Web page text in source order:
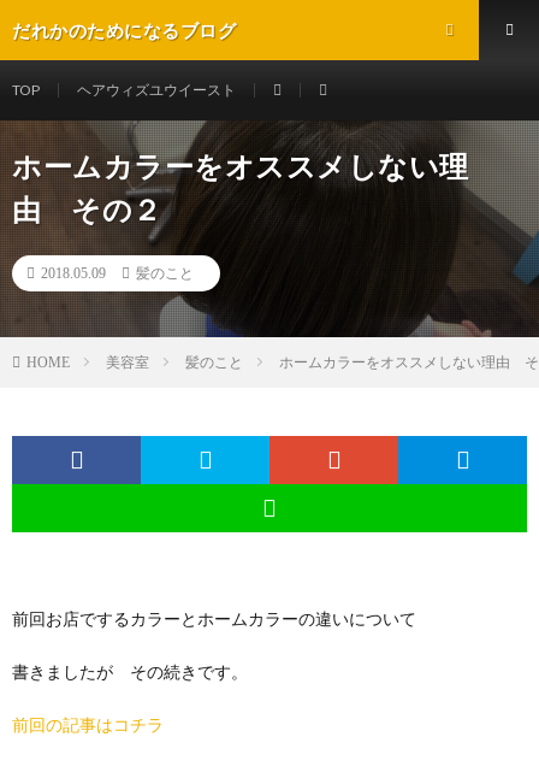
だれかのためになるブログ
TOP ヘアウィズユウイースト
ホームカラーをオススメしない理
由 その２
2018.05.09 髪のこと
HOME 美容室 髪のこと ホームカラーをオススメしない理由
前回お店でするカラーとホームカラーの違いについて
書きましたが その続きです。
前回の記事はコチラ